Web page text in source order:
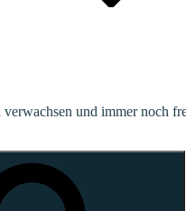
und immer noch